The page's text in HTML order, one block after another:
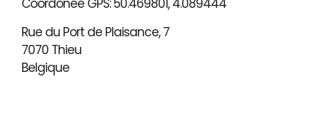
Coordonée GPS: 50.469801, 4.089444
Rue du Port de Plaisance, 7
7070 Thieu
Belgique